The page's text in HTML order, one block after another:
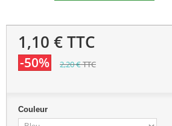
1,10 €TTC
-50% 2,20 €TTC
Couleur